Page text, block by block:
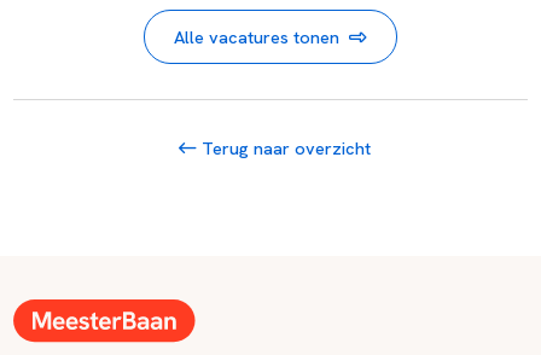
Alle vacatures tonen
Terug naar overzicht